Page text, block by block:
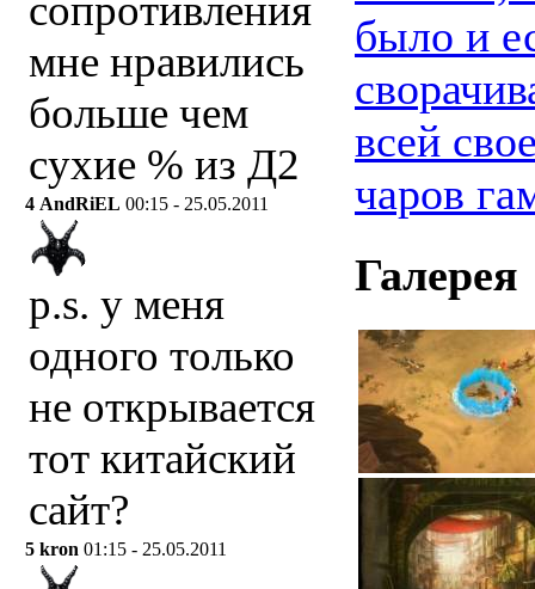
сопротивления
мне нравились
больше чем
сухие % из Д2
4 AndRiEL 00:15 - 25.05.2011
p.s. у меня
одного только
не открывается
тот китайский
сайт?
5 kron 01:15 - 25.05.2011
было и
всей
чаров
Галерея